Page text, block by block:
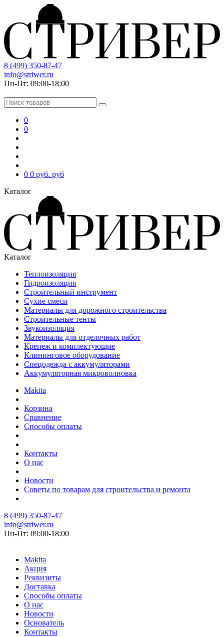
8 (499) 350-87-47
info@striwer.ru
Пн-Пт: 09:00-18:00
0
0
0 0 руб. руб
Каталог
Каталог
Теплоизоляция
Гидроизоляция
Строительный инструмент
Сухие смеси
Материалы для дорожного строительства
Строительные тенты
Звукоизоляция
Материалы для отделочных работ
Крепеж и комплектующие
Клининговое оборудование
Спецодежда с аккумуляторами
Аккумуляторная микроволновка
Makita
Корзина
Сравнение
Способы оплаты
Контакты
О нас
Новости
Советы по товарам для строительства и ремонта
8 (499) 350-87-47
info@striwer.ru
Пн-Пт: 09:00-18:00
Makita
Акция
Реквизиты
Доставка
Способы оплаты
О нас
Новости
Основатель
Контакты